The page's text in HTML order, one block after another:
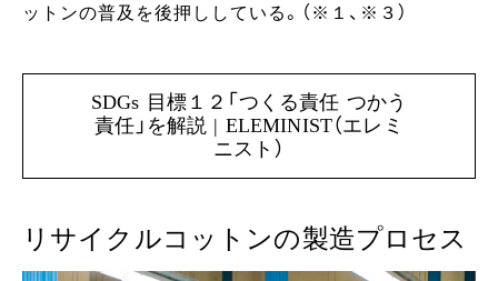
ットンの普及を後押ししている。（※１、※３）
SDGs 目標１２「つくる責任 つかう
責任」を解説 | ELEMINIST（エレミ
ニスト）
リサイクルコットンの製造プロセス